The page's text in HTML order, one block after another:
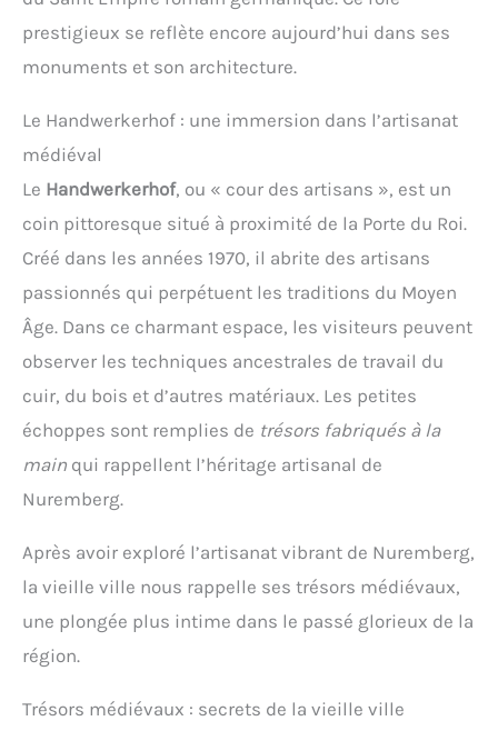
prestigieux se reflète encore aujourd’hui dans ses
monuments et son architecture.
Le Handwerkerhof : une immersion dans l’artisanat
médiéval
Le Handwerkerhof, ou « cour des artisans », est un
coin pittoresque situé à proximité de la Porte du Roi.
Créé dans les années 1970, il abrite des artisans
passionnés qui perpétuent les traditions du Moyen
Âge. Dans ce charmant espace, les visiteurs peuvent
observer les techniques ancestrales de travail du
cuir, du bois et d’autres matériaux. Les petites
échoppes sont remplies de trésors fabriqués à la
main qui rappellent l’héritage artisanal de
Nuremberg.
Après avoir exploré l’artisanat vibrant de Nuremberg,
la vieille ville nous rappelle ses trésors médiévaux,
une plongée plus intime dans le passé glorieux de la
région.
Trésors médiévaux : secrets de la vieille ville